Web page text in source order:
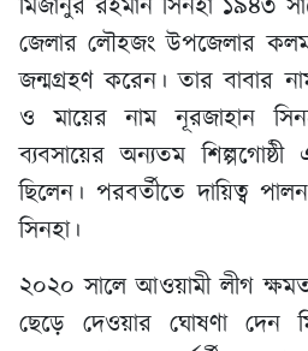
মিজানুর রহমান সিনহা ১৯৪৩
জেলার লৌহজং উপজেলার
জন্মগ্রহণ করেন। তার বাবার
ও মায়ের নাম নূরজাহান
ব্যবসায়ের অন্যতম শিল্পগোষ্ঠী
ছিলেন। পরবর্তীতে দায়িত্ব
সিনহা।
২০২০ সালে আওয়ামী লীগ
ছেড়ে দেওয়ার ঘোষণা দেন